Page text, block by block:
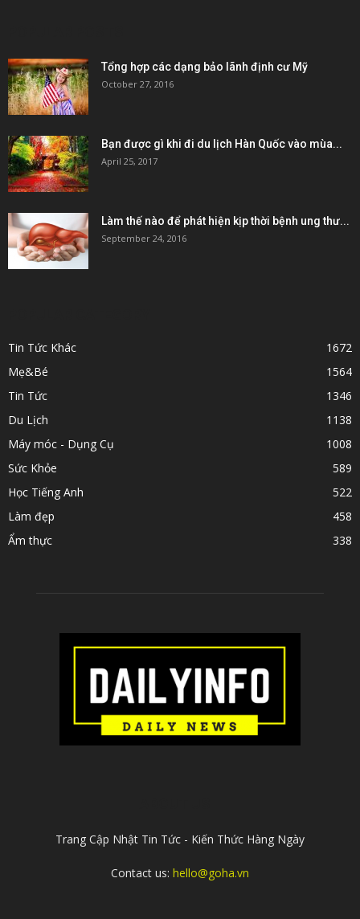
Tổng hợp các dạng bảo lãnh định cư Mỹ
October 27, 2016
Bạn được gì khi đi du lịch Hàn Quốc vào mùa...
April 25, 2017
Làm thế nào để phát hiện kịp thời bệnh ung thư...
September 24, 2016
Tin Tức Khác
1672
Mẹ&Bé
1564
Tin Tức
1346
Du Lịch
1138
Máy móc - Dụng Cụ
1008
Sức Khỏe
589
Học Tiếng Anh
522
Làm đẹp
458
Ẩm thực
338
Trang Cập Nhật Tin Tức - Kiến Thức Hàng Ngày
Contact us: hello@goha.vn